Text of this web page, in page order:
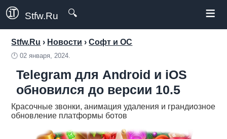
Stfw.Ru 🔍 ≡
Stfw.Ru › Новости ›Софт и ОС
🕛02 января, 2024.
Telegram для Android и iOS
обновился до версии 10.5
Красочные звонки, анимация удаления и грандиозное
обновление платформы ботов